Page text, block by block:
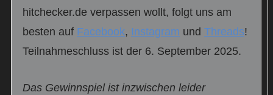
hitchecker.de verpassen wollt, folgt uns am
besten auf Facebook, Instagram und Threads!
Teilnahmeschluss ist der 6. September 2025.
Das Gewinnspiel ist inzwischen leider